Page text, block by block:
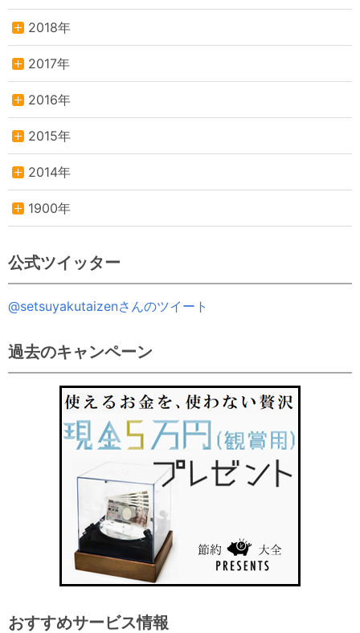
2018年
2017年
2016年
2015年
2014年
1900年
公式ツイッター
@setsuyakutaizenさんのツイート
過去のキャンペーン
おすすめサービス情報